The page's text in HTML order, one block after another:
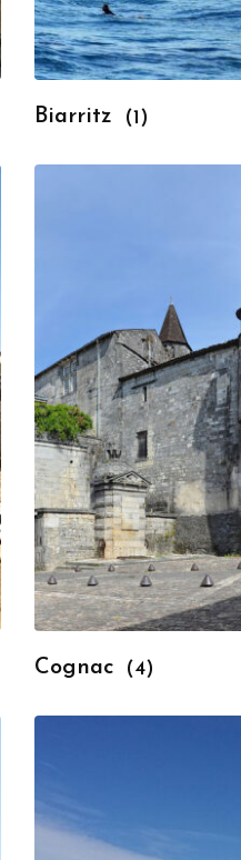
Biarritz (1)
Cognac (4)